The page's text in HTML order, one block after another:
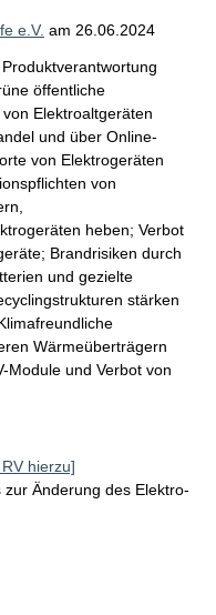
e.V. am 26.06.2024
öffentliche
Elektroaltgeräten
und über Online-
von Elektrogeräten
von
heben; Verbot
Brandrisiken durch
und gezielte
stärken
Wärmeüberträgern
Module und Verbot von
hierzu]
Änderung des Elektro-